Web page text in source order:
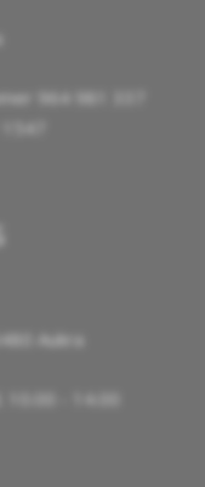
964 981 337
Aukra
- 14.00